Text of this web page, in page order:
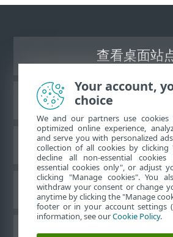
查看桌面站
ESET 知识库
ESET 论坛
区域支持
Your account,
choice
We and our partners use
optimized online experience,
and serve you with personalized
collection of all cookies by clicking
decline all non-essential
essential cookies only", or adjust
clicking "Manage cookies". You
withdraw your consent or change
anytime by clicking the "Manage
footer or in your account settings
information, see ourCookie Policy.